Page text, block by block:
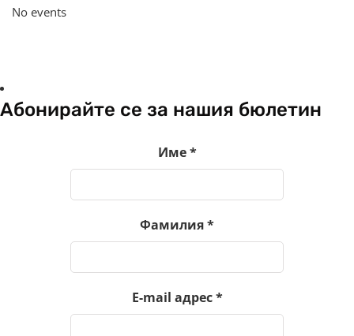
No events
Абонирайте се за нашия бюлетин
Име*
Фамилия*
E-mail адрес*